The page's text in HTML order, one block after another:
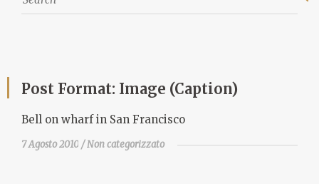
Post Format: Image (Caption)
Bell on wharf in San Francisco
7 Agosto 2010 Non categorizzato